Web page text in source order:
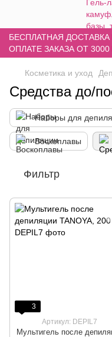
БЕСПЛАТНАЯ
ОПЛАТЕ ЗАКАЗА ОТ 3000
Косметика и уход
Средства до/
Наборы для
Воскоплавы
Фильтр
3
Артикул: DEPIL7
Мультигель после